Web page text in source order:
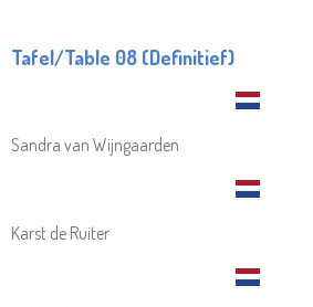
Tafel/Table 08 (Definitief)
Sandra van Wijngaarden
Karst de Ruiter